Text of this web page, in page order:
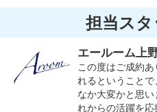
担当スタ
エールーム上
この度はご成約
れるということ
なか大変かと思
れからの活躍を応